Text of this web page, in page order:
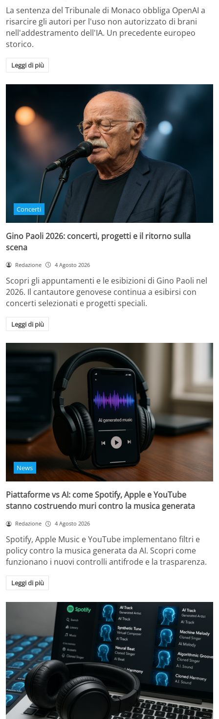
La sentenza del Tribunale di Monaco obbliga OpenAI a
risarcire gli autori per l'uso non autorizzato di brani
nell'addestramento dell'IA. Un precedente europeo
storico.
Leggi di più
Concerti
Gino Paoli 2026: concerti, progetti e il ritorno sulla
scena
Redazione 4 Agosto 2026
Scopri gli appuntamenti e le esibizioni di Gino Paoli nel
2026. Il cantautore genovese continua a esibirsi con
concerti selezionati e progetti speciali.
Leggi di più
News
Piattaforme vs AI: come Spotify, Apple e YouTube
stanno costruendo muri contro la musica generata
Redazione 4 Agosto 2026
Spotify, Apple Music e YouTube implementano filtri e
policy contro la musica generata da AI. Scopri come
funzionano i nuovi controlli antifrode e la trasparenza.
Leggi di più